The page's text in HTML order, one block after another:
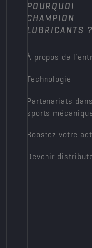
POURQUOI
CHAMPION
LUBRICANTS ?
À propos de
Technologie
Partenariats
sports
Boostez votre
Devenir